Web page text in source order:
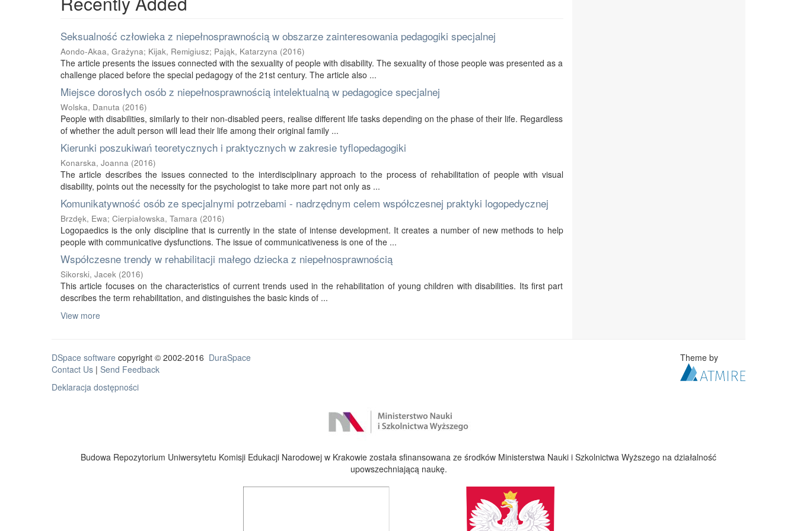
Seksualność człowieka z niepełnosprawnością w obszarze zainteresowania pedagogiki specjalnej
Aondo-Akaa, Grażyna; Kijak, Remigiusz; Pająk, Katarzyna (2016)
The article presents the issues connected with the sexuality of people with disability. The sexuality of those people was presented as a
challenge placed before the special pedagogy of the 21st century. The article also ...
Miejsce dorosłych osób z niepełnosprawnością intelektualną w pedagogice specjalnej
Wolska, Danuta (2016)
People with disabilities, similarly to their non-disabled peers, realise different life tasks depending on the phase of their life. Regardless
of whether the adult person will lead their life among their original family ...
Kierunki poszukiwań teoretycznych i praktycznych w zakresie tyflopedagogiki
Konarska, Joanna (2016)
The article describes the issues connected to the interdisciplinary approach to the process of rehabilitation of people with visual
disability, points out the necessity for the psychologist to take more part not only as ...
Komunikatywność osób ze specjalnymi potrzebami - nadrzędnym celem współczesnej praktyki logopedycznej
Brzdęk, Ewa; Cierpiałowska, Tamara (2016)
Logopaedics is the only discipline that is currently in the state of intense development. It creates a number of new methods to help
people with communicative dysfunctions. The issue of communicativeness is one of the ...
Współczesne trendy w rehabilitacji małego dziecka z niepełnosprawnością
Sikorski, Jacek (2016)
This article focuses on the characteristics of current trends used in the rehabilitation of young children with disabilities. Its first part
describes the term rehabilitation, and distinguishes the basic kinds of ...
View more
DSpace software copyright © 2002-2016 DuraSpace
Contact Us | Send Feedback
Deklaracja dostępności
Theme by
Budowa Repozytorium Uniwersytetu Komisji Edukacji Narodowej w Krakowie została sfinansowana ze środków Ministerstwa Nauki i Szkolnictwa Wyższego na działalność
upowszechniającą naukę.